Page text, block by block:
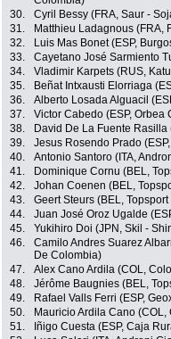
30. Cyril Bessy (FRA, Saur -
31.
Matthieu Ladagnous (FRA,
32.
Luis Mas Bonet (ESP,
33.
Cayetano José Sarmiento
34.
Vladimir Karpets (RUS,
35.
Beñat Intxausti Elorriaga
36.
Alberto Losada Alguacil
37.
Victor Cabedo (ESP, Orbea
38.
David De La Fuente Rasilla
39.
Jesus Rosendo Prado
40.
Antonio Santoro (ITA,
41.
Dominique Cornu (BEL,
42.
Johan Coenen (BEL,
43.
Geert Steurs (BEL,
44.
Juan José Oroz Ugalde
45.
Yukihiro Doi (JPN, Skil -
46.
Camilo Andres Suarez
De Colombia)
47. Alex Cano Ardila (COL,
48.
Jérôme Baugnies (BEL,
49.
Rafael Valls Ferri (ESP,
50.
Mauricio Ardila Cano (COL,
51.
Iñigo Cuesta (ESP, Caja